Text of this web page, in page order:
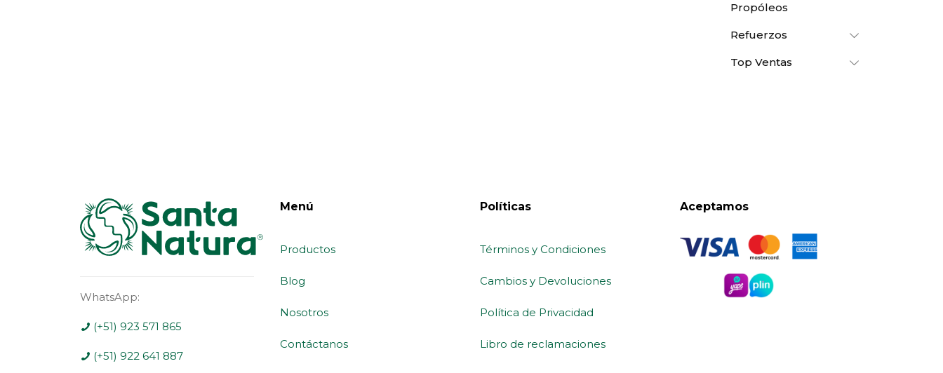
Propóleos
Refuerzos
Top Ventas
WhatsApp:
(+51) 923 571 865
(+51) 922 641 887
Menú
Productos
Blog
Nosotros
Contáctanos
Políticas
Términos y Condiciones
Cambios y Devoluciones
Política de Privacidad
Libro de reclamaciones
Aceptamos